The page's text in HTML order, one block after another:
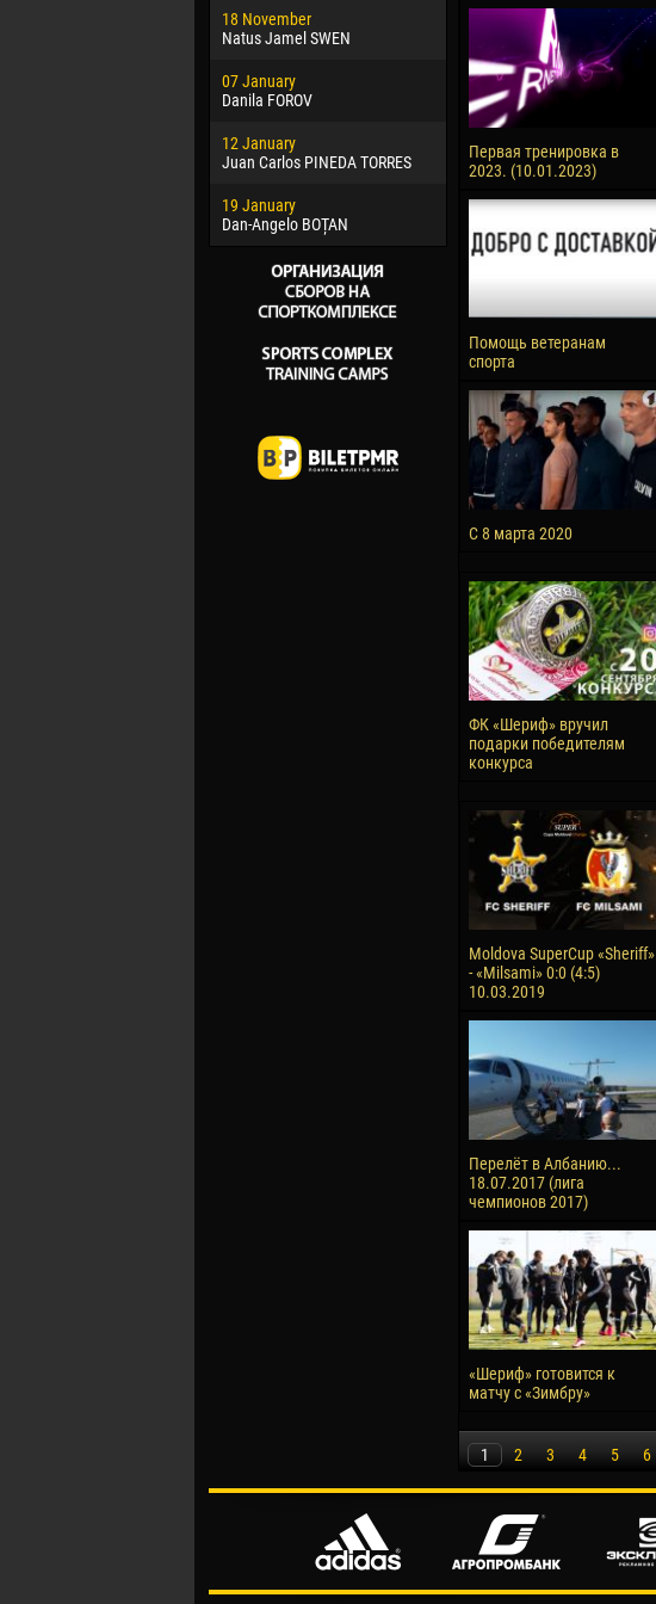
18 November
Natus Jamel SWEN
07 January
Danila FOROV
12 January
Juan Carlos PINEDA TORRES
19 January
Dan-Angelo BOȚAN
Jayder Moreno ASPRILLA
22 March
Samba KONÉ
26 March
Vitor Hugo Morais de OLIVEIRA
28 March
Raí LOPES DE OLIVEIRA
Первая тренировка в
2023. (10.01.2023)
Помощь ветеранам
спорта
С 8 марта 2020
ФК «Шериф» вручил
подарки победителям
конкурса
Moldova SuperCup «Sheriff»
- «Milsami» 0:0 (4:5)
10.03.2019
Перелёт в Албанию...
18.07.2017 (лига
чемпионов 2017)
«Шериф» готовится к
матчу с «Зимбру»
1 2 3 4 5 6